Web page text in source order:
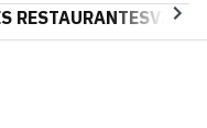
RESTAURANTES